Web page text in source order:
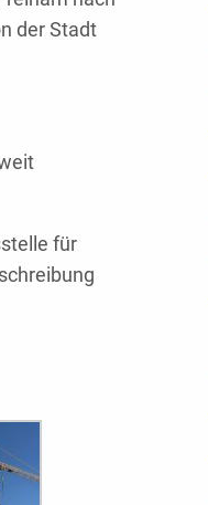
der Stadt
für